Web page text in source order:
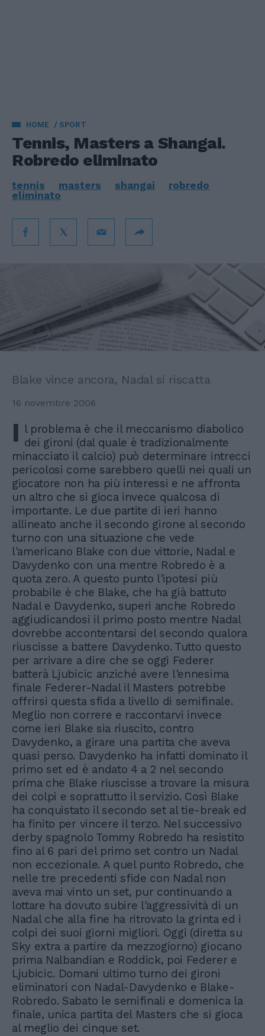
HOME SPORT
Tennis, Masters a Shangai.
Robredo eliminato
tennis masters shangai
robredo
eliminato
Blake vince ancora, Nadal si riscatta
16 novembre 2006
I l problema è che il meccanismo diabolico
dei gironi (dal quale è tradizionalmente
minacciato il calcio) può determinare intrecci
pericolosi come sarebbero quelli nei quali un
giocatore non ha più interessi e ne affronta
un altro che si gioca invece qualcosa di
importante. Le due partite di ieri hanno
allineato anche il secondo girone al secondo
turno con una situazione che vede
l'americano Blake con due vittorie, Nadal e
Davydenko con una mentre Robredo è a
quota zero. A questo punto l'ipotesi più
probabile è che Blake, che ha già battuto
Nadal e Davydenko, superi anche Robredo
aggiudicandosi il primo posto mentre Nadal
dovrebbe accontentarsi del secondo qualora
riuscisse a battere Davydenko. Tutto questo
per arrivare a dire che se oggi Federer
batterà Ljubicic anziché avere l'ennesima
finale Federer-Nadal il Masters potrebbe
offrirsi questa sfida a livello di semifinale.
Meglio non correre e raccontarvi invece
come ieri Blake sia riuscito, contro
Davydenko, a girare una partita che aveva
quasi perso. Davydenko ha infatti dominato il
primo set ed è andato 4 a 2 nel secondo
prima che Blake riuscisse a trovare la misura
dei colpi e soprattutto il servizio. Così Blake
ha conquistato il secondo set al tie-break ed
ha finito per vincere il terzo. Nel successivo
derby spagnolo Tommy Robredo ha resistito
fino al 6 pari del primo set contro un Nadal
non eccezionale. A quel punto Robredo, che
nelle tre precedenti sfide con Nadal non
aveva mai vinto un set, pur continuando a
lottare ha dovuto subire l'aggressività di un
Nadal che alla fine ha ritrovato la grinta ed i
colpi dei suoi giorni migliori. Oggi (diretta su
Sky extra a partire da mezzogiorno) giocano
prima Nalbandian e Roddick, poi Federer e
Ljubicic. Domani ultimo turno dei gironi
eliminatori con Nadal-Davydenko e Blake-
Robredo. Sabato le semifinali e domenica la
finale, unica partita del Masters che si gioca
al meglio dei cinque set.